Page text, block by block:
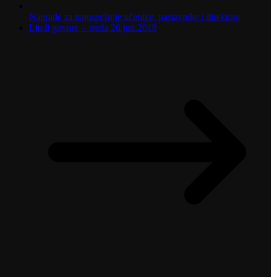
Nagrade za najuspešnije učenike, nastavnike i direktore
Ljudi govore – sreda 26.jun.2019